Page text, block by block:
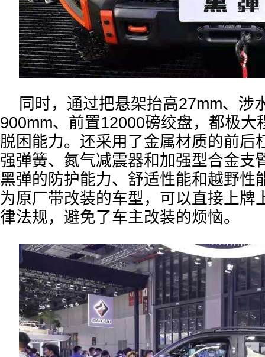
同时，通过把悬架抬高27mm、涉
900mm、前置12000磅绞盘，都极大
脱困能力。还采用了金属材质的前后
强弹簧、氮气减震器和加强型合金支
黑弹的防护能力、舒适性能和越野性
为原厂带改装的车型，可以直接上牌
律法规，避免了车主改装的烦恼。